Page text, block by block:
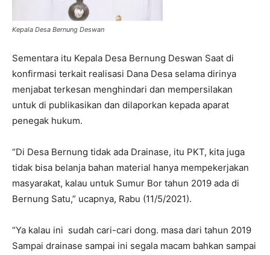
Kepala Desa Bernung Deswan
Sementara itu Kepala Desa Bernung Deswan Saat di
konfirmasi terkait realisasi Dana Desa selama dirinya
menjabat terkesan menghindari dan mempersilakan
untuk di publikasikan dan dilaporkan kepada aparat
penegak hukum.
“Di Desa Bernung tidak ada Drainase, itu PKT, kita juga
tidak bisa belanja bahan material hanya mempekerjakan
masyarakat, kalau untuk Sumur Bor tahun 2019 ada di
Bernung Satu,” ucapnya, Rabu (11/5/2021).
“Ya kalau ini sudah cari-cari dong. masa dari tahun 2019
Sampai drainase sampai ini segala macam bahkan sampai